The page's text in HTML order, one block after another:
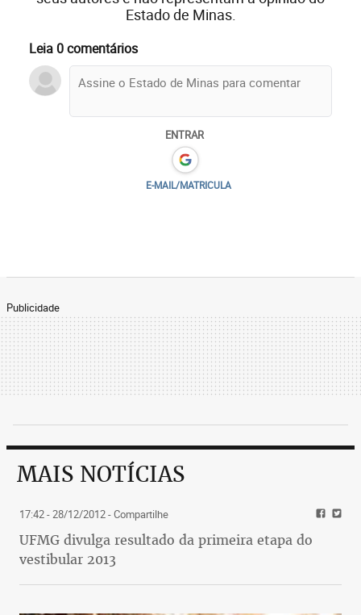
Estado de Minas.
Leia 0 comentários
ENTRAR
E-MAIL/MATRICULA
Publicidade
MAIS NOTÍCIAS
17:42 - 28/12/2012- Compartilhe
UFMG divulga resultado da primeira etapa do
vestibular 2013